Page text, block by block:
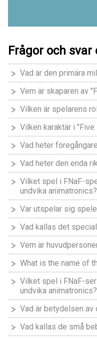
Frågor och svar
Vad är den primära
Vem är skaparen av
Vilken är spelarens
Vilken karaktär i
Vad heter
Vad heter den enda
Vilket spel i FNaF-
undvika animatronics?
Var utspelar sig
Vad kallas det
Vem är
What is the name of
Vilket spel i FNaF-
undvika animatronics?
Vad är betydelsen av
Vad kallas de små